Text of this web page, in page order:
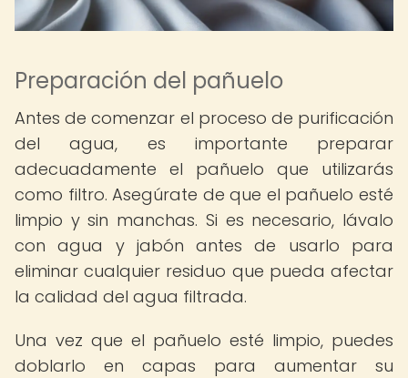
Preparación del pañuelo
Antes de comenzar el proceso de purificación
del agua, es importante preparar
adecuadamente el pañuelo que utilizarás
como filtro. Asegúrate de que el pañuelo esté
limpio y sin manchas. Si es necesario, lávalo
con agua y jabón antes de usarlo para
eliminar cualquier residuo que pueda afectar
la calidad del agua filtrada.
Una vez que el pañuelo esté limpio, puedes
doblarlo en capas para aumentar su